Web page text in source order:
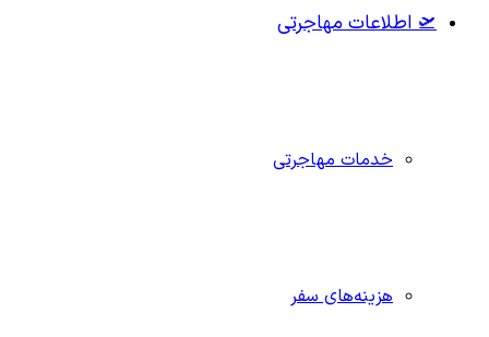
🛫 اطلاعات مهاجرتی
خدمات مهاجرتی
هزینه‌های سفر